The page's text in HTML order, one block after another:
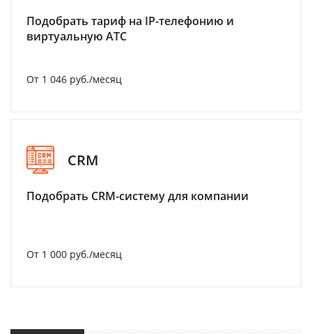
Подобрать тариф на IP-телефонию и
виртуальную АТС
От 1 046 руб./месяц
CRM
Подобрать CRM-систему для компании
От 1 000 руб./месяц